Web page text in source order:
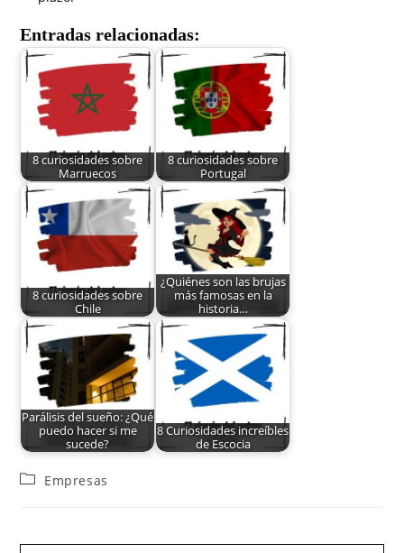
Entradas relacionadas:
8 curiosidades sobre
Marruecos
8 curiosidades sobre
Portugal
8 curiosidades sobre
Chile
¿Quiénes son las brujas
más famosas en la
historia…
Parálisis del sueño: ¿Qué
puedo hacer si me
sucede?
8 Curiosidades increíbles
de Escocia
Empresas